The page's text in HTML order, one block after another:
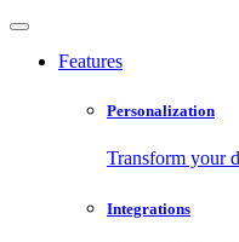
Features
Personalization
Transform your
Integrations